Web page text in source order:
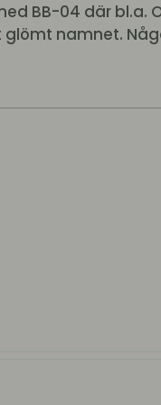
BB-04 där bl.a.
glömt namnet.